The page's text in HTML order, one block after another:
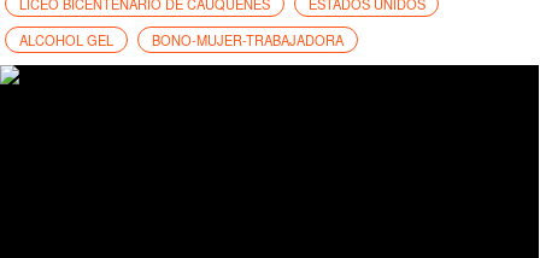
LICEO BICENTENARIO DE CAUQUENES
ESTADOS UNIDOS
ALCOHOL GEL
BONO-MUJER-TRABAJADORA